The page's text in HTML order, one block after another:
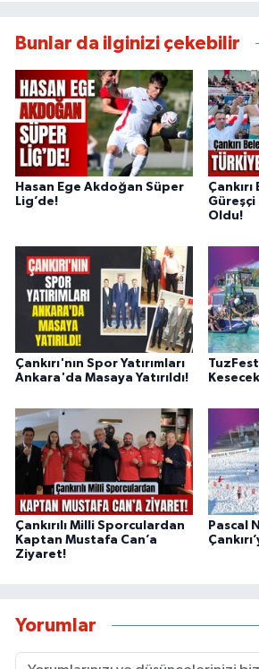
Bunlar da ilginizi çekebilir
Hasan Ege Akdoğan Süper
Lig’de!
Oldu!
Çankırı'nın Spor Yatırımları
Ankara'da Masaya Yatırıldı!
Çankırılı Milli Sporculardan
Kaptan Mustafa Can’a
Ziyaret!
Pascal
Yorumlar